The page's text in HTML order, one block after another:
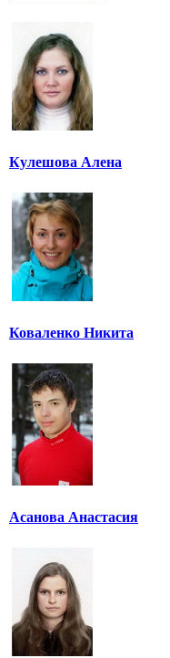
Кулешова Алена
Коваленко Никита
Асанова Анастасия